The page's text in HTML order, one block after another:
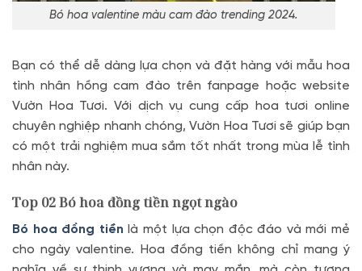
Bó hoa valentine màu cam đào trending 2024.
Bạn có thể dễ dàng lựa chọn và đặt hàng với mẫu hoa
tình nhân hồng cam đào trên fanpage hoặc website
Vườn Hoa Tươi. Với dịch vụ cung cấp hoa tươi online
chuyên nghiệp nhanh chóng, Vườn Hoa Tươi sẽ giúp bạn
có một trải nghiệm mua sắm tốt nhất trong mùa lễ tình
nhân này.
Top 02Bó hoa đồng tiền ngọt ngào
Bó hoa đồng tiền là một lựa chọn độc đáo và mới mẻ
cho ngày valentine. Hoa đồng tiền không chỉ mang ý